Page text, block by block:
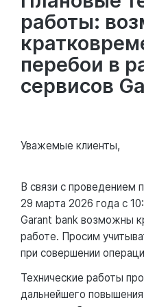
работы:
перебои в
сервисов
Уважемые клиенты,
В связи с проведением
29 марта 2026 года с
Garant bank возможны
работе. Просим
при совершении
Технические работы
дальнейшего повышения